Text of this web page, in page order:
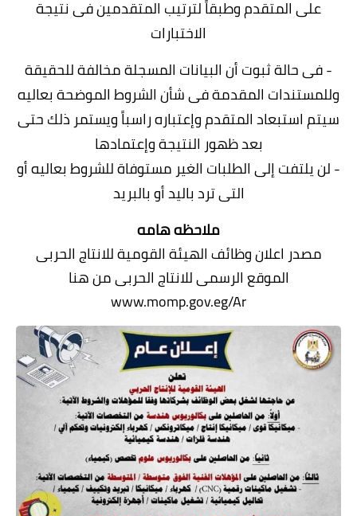
على المتقدم وطبقاً لترتيب المتقدمين فى نتيجة
الاختبارات
- فى حالة ثبوت أن البيانات المسجلة مخالفة للحقيقة
وللمستندات المقدمة فى شأن الشروط الموضحة بعاليه
سيتم استبعاد المتقدم وإعتباره راسباً ويستمر ذلك حتى
بعد ظهور النتيجة وإعتمادها
- لن يلتفت إلى الطلبات الغير مستوفاة للشروط بعاليه أو
التى ترد باليد أو بالبريد
ملاحظه هامه
مصدر اعلانوظائف الهيئة القومية للانتاج الحربى
الموقع الرسمى للانتاج الحربى من هنا
www.momp.gov.eg/Ar